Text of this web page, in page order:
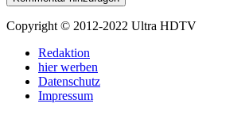
Copyright © 2012-2022 Ultra HDTV
Redaktion
hier werben
Datenschutz
Impressum